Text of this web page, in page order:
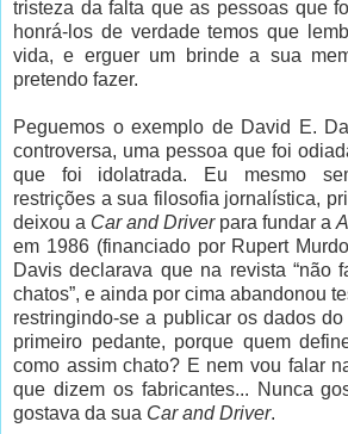
tristeza da falta que as pessoas que
honrá-los de verdade temos que
vida, e erguer um brinde a sua
pretendo fazer.
Peguemos o exemplo de David E.
controversa, uma pessoa que foi
que foi idolatrada. Eu mesmo
restrições a sua filosofia jornalística,
deixou a Car and Driverpara fundar a
em 1986 (financiado por Rupert
Davis declarava que na revista “não
chatos”, e ainda por cima abandonou
restringindo-se a publicar os dados
primeiro pedante, porque quem
como assim chato? E nem vou falar
que dizem os fabricantes... Nunca
gostava da sua Car and Driver.